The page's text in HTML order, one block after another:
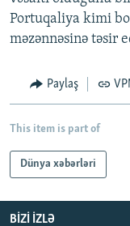
XƏBƏR
Portuqaliya kimi
məzənnəsinə təsir
Paylaş
This item is part of
Dünya xəbərləri
BIZI IZLƏ